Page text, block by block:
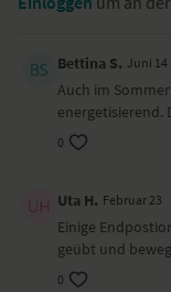
liegender Twist
Variante
gedrehte tiefe
Sonnengrüße mit
gedrehte Kopf-
dynamische
liegender Twist –
Shavasana
Besonders zu
Bettina S. Juni 14
Auch im
energetisierend.
0
Uta H. Februar 23
Einige
geübt und
0